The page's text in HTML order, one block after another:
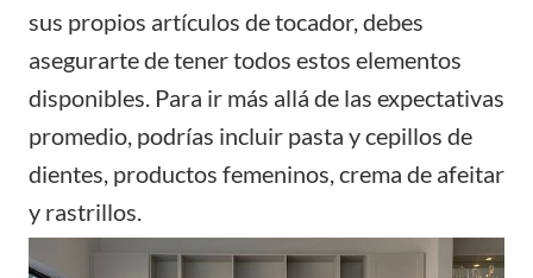
sus propios artículos de tocador, debes
asegurarte de tener todos estos elementos
disponibles. Para ir más allá de las expectativas
promedio, podrías incluir pasta y cepillos de
dientes, productos femeninos, crema de afeitar
y rastrillos.